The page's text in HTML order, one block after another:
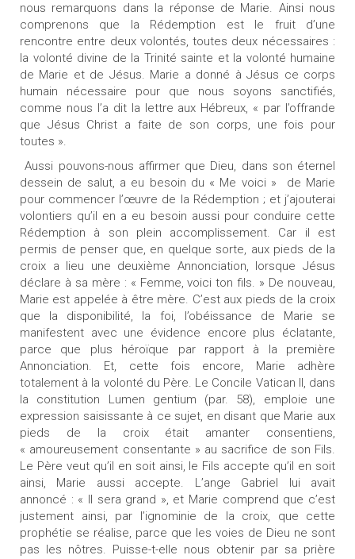
nous remarquons dans la réponse de Marie. Ainsi nous
comprenons que la Rédemption est le fruit d’une
rencontre entre deux volontés, toutes deux nécessaires :
la volonté divine de la Trinité sainte et la volonté humaine
de Marie et de Jésus. Marie a donné à Jésus ce corps
humain nécessaire pour que nous soyons sanctifiés,
comme nous l’a dit la lettre aux Hébreux, « par l’offrande
que Jésus Christ a faite de son corps, une fois pour
toutes ».
Aussi pouvons-nous affirmer que Dieu, dans son éternel
dessein de salut, a eu besoin du « Me voici » de Marie
pour commencer l’œuvre de la Rédemption ; et j’ajouterai
volontiers qu’il en a eu besoin aussi pour conduire cette
Rédemption à son plein accomplissement. Car il est
permis de penser que, en quelque sorte, aux pieds de la
croix a lieu une deuxième Annonciation, lorsque Jésus
déclare à sa mère : « Femme, voici ton fils. » De nouveau,
Marie est appelée à être mère. C’est aux pieds de la croix
que la disponibilité, la foi, l’obéissance de Marie se
manifestent avec une évidence encore plus éclatante,
parce que plus héroïque par rapport à la première
Annonciation. Et, cette fois encore, Marie adhère
totalement à la volonté du Père. Le Concile Vatican II, dans
la constitution Lumen gentium (par. 58), emploie une
expression saisissante à ce sujet, en disant que Marie aux
pieds de la croix était amanter consentiens,
« amoureusement consentante » au sacrifice de son Fils.
Le Père veut qu’il en soit ainsi, le Fils accepte qu’il en soit
ainsi, Marie aussi accepte. L’ange Gabriel lui avait
annoncé : « Il sera grand », et Marie comprend que c’est
justement ainsi, par l’ignominie de la croix, que cette
prophétie se réalise, parce que les voies de Dieu ne sont
pas les nôtres. Puisse-t-elle nous obtenir par sa prière